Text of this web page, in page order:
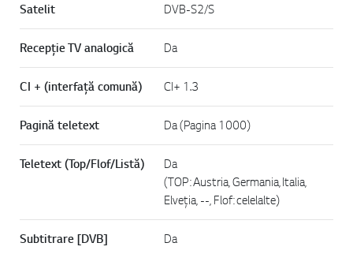
Satelit DVB-S2/S
Recepție TV analogică Da
CI + (interfață comună) CI+ 1.3
Pagină teletext Da (Pagina 1000)
Teletext (Top/Flof/Listă)
Da
(TOP: Austria, Germania, Italia,
Elveția, --, Flof: celelalte)
Subtitrare [DVB] Da